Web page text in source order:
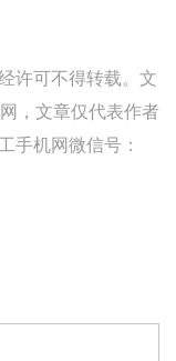
许可不得转载。文
，文章仅代表作者
手机网微信号：